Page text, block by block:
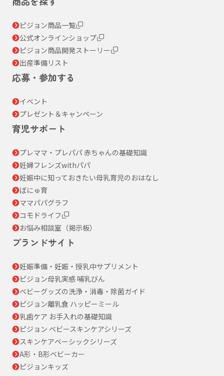
ピジョン商品一覧
公式オンラインショップ
ピジョン商品開発ストーリー
出産準備リスト
応募・参加する
イベント
プレゼント＆キャンペーン
育児サポート
プレママ・プレパパ 赤ちゃんの基礎知識
妊婦フレンズwithパパ
妊娠中に知っておきたい母乳育児のおはなし
ぼにゅ育
ママパパグラフ
コモドライフ
お悩み相談室（掲示板）
ブランドサイト
妊娠準備・妊娠・授乳中サプリメント
ピジョン母乳実感 哺乳びん
ベビーグッズの洗浄・消毒・除菌ガイド
ピジョン離乳食 ハッピーミール
乳歯ケア お手入れの基礎知識
ピジョン ベビースキンケアシリーズ
スキンケアベーシックシリーズ
A形・B形ベビーカー
ピジョンキッズ